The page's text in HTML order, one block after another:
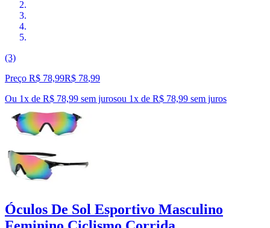
(3)
Preço R$ 78,99R$ 78,99
Ou 1x de R$ 78,99 sem jurosou 1x de R$ 78,99 sem juros
Óculos De Sol Esportivo Masculino